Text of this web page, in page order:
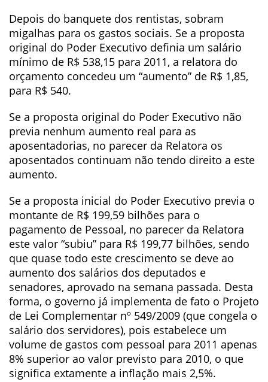
Depois do banquete dos rentistas, sobram
migalhas para os gastos sociais. Se a proposta
original do Poder Executivo definia um salário
mínimo de R$ 538,15 para 2011, a relatora do
orçamento concedeu um “aumento” de R$ 1,85,
para R$ 540.
Se a proposta original do Poder Executivo não
previa nenhum aumento real para as
aposentadorias, no parecer da Relatora os
aposentados continuam não tendo direito a este
aumento.
Se a proposta inicial do Poder Executivo previa o
montante de R$ 199,59 bilhões para o
pagamento de Pessoal, no parecer da Relatora
este valor “subiu” para R$ 199,77 bilhões, sendo
que quase todo este crescimento se deve ao
aumento dos salários dos deputados e
senadores, aprovado na semana passada. Desta
forma, o governo já implementa de fato o Projeto
de Lei Complementar nº 549/2009 (que congela o
salário dos servidores), pois estabelece um
volume de gastos com pessoal para 2011 apenas
8% superior ao valor previsto para 2010, o que
significa extamente a inflação mais 2,5%.